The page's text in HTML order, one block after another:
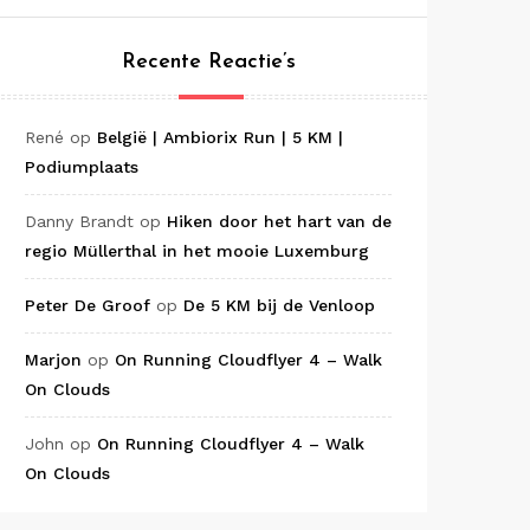
Recente Reactie’s
René op België | Ambiorix Run | 5 KM |
Podiumplaats
Danny Brandt op Hiken door het hart van de
regio Müllerthal in het mooie Luxemburg
Peter De Groof op De 5 KM bij de Venloop
Marjon op On Running Cloudflyer 4 – Walk
On Clouds
John op On Running Cloudflyer 4 – Walk
On Clouds